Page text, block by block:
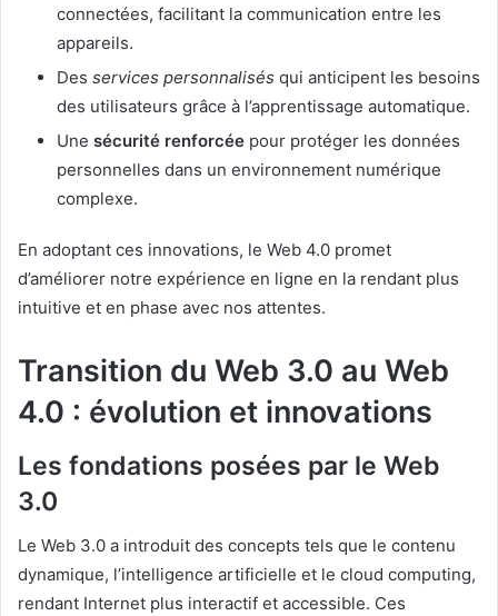
connectées, facilitant la communication entre les
appareils.
Des services personnalisés qui anticipent les besoins
des utilisateurs grâce à l’apprentissage automatique.
Une sécurité renforcée pour protéger les données
personnelles dans un environnement numérique
complexe.
En adoptant ces innovations, le Web 4.0 promet
d’améliorer notre expérience en ligne en la rendant plus
intuitive et en phase avec nos attentes.
Transition du Web 3.0 au Web
4.0 : évolution et innovations
Les fondations posées par le Web
3.0
Le Web 3.0 a introduit des concepts tels que le contenu
dynamique, l’intelligence artificielle et le cloud computing,
rendant Internet plus interactif et accessible. Ces